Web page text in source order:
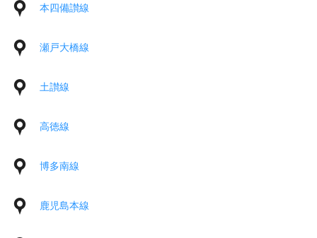
本四備讃線
瀬戸大橋線
土讃線
高徳線
博多南線
鹿児島本線